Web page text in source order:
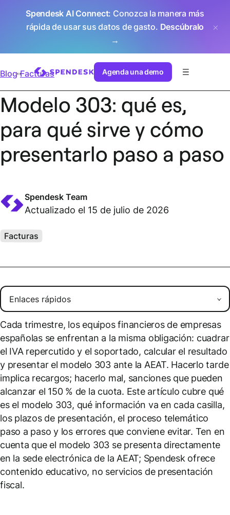
Spendesk AI Connect: Conozca la manera más
rápida de usar sus datos de gasto. Descúbralo
→
Agenda una demo
Blog Facturas
Modelo 303: qué es,
para qué sirve y cómo
presentarlo paso a paso
Spendesk Team
Actualizado el 15 de julio de 2026
Facturas
Cada trimestre, los equipos financieros de empresas
españolas se enfrentan a la misma obligación: cuadrar
el IVA repercutido y el soportado, calcular el resultado
y presentar el modelo 303 ante la AEAT. Hacerlo tarde
implica recargos; hacerlo mal, sanciones que pueden
alcanzar el 150 % de la cuota. Este artículo cubre qué
es el modelo 303, qué información va en cada casilla,
los plazos de presentación, el proceso telemático
paso a paso y los errores que conviene evitar. Ten en
cuenta que el modelo 303 se presenta directamente
en la sede electrónica de la AEAT; Spendesk ofrece
contenido educativo, no servicios de presentación
fiscal.